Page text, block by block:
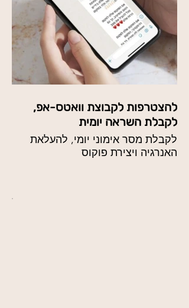
להצטרפות לקבוצת וואטס-אפ,
לקבלת השראה יומית
לקבלת מסר אימוני יומי, להעלאת
האנרגיה ויצירת פוקוס